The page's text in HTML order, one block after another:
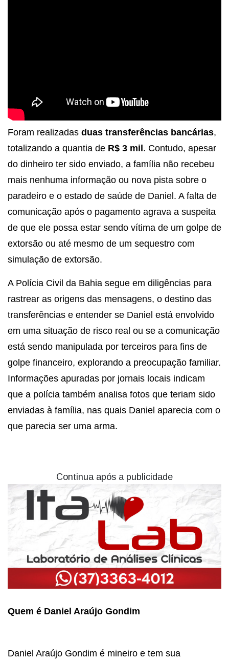
Foram realizadas duas transferências bancárias,
totalizando a quantia de R$ 3 mil. Contudo, apesar
do dinheiro ter sido enviado, a família não recebeu
mais nenhuma informação ou nova pista sobre o
paradeiro e o estado de saúde de Daniel. A falta de
comunicação após o pagamento agrava a suspeita
de que ele possa estar sendo vítima de um golpe de
extorsão ou até mesmo de um sequestro com
simulação de extorsão.
A Polícia Civil da Bahia segue em diligências para
rastrear as origens das mensagens, o destino das
transferências e entender se Daniel está envolvido
em uma situação de risco real ou se a comunicação
está sendo manipulada por terceiros para fins de
golpe financeiro, explorando a preocupação familiar.
Informações apuradas por jornais locais indicam
que a polícia também analisa fotos que teriam sido
enviadas à família, nas quais Daniel aparecia com o
que parecia ser uma arma.
Continua após a publicidade
Quem é Daniel Araújo Gondim
Daniel Araújo Gondim é mineiro e tem sua